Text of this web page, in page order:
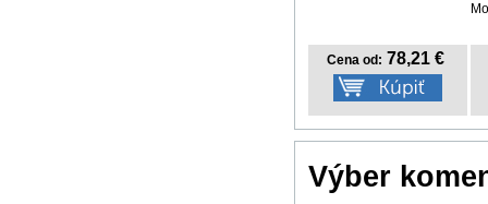
Cena od: 78,21 €
Výber